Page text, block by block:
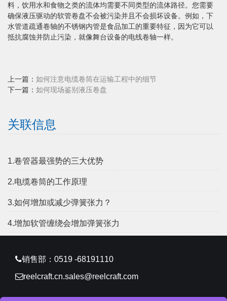
料，饮用水和食物之类的流体均需要不同类型的流体路径。您需要
确保液压驱动的软管卷盘不会被污染并且不会损坏设备。例如，下
水管道疏通卷轴的不锈钢内管是食品加工的重要特征，因为它可以
抵抗腐蚀并防止污染，就像舞台设备的电线卷轴一样。
上一篇： 如何注意电缆卷筒在运输工程中的细节
下一篇： 如何现场鉴别液压卷盘
关联信息
1.卷管器最强势的三大优势
2.电缆卷筒的工作原理
3.如何增加或减少弹簧张力？
4.增加软管缠绕会增加弹簧张力
销售部：0519 -68191110
reelcraft.cn.sales@reelcraft.com